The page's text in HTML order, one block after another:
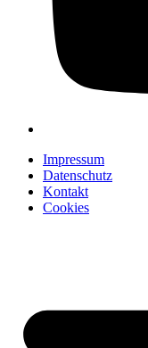
Impressum
Datenschutz
Kontakt
Cookies